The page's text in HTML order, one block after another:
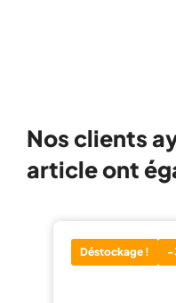
Nos clients
article ont
Déstockage ! -